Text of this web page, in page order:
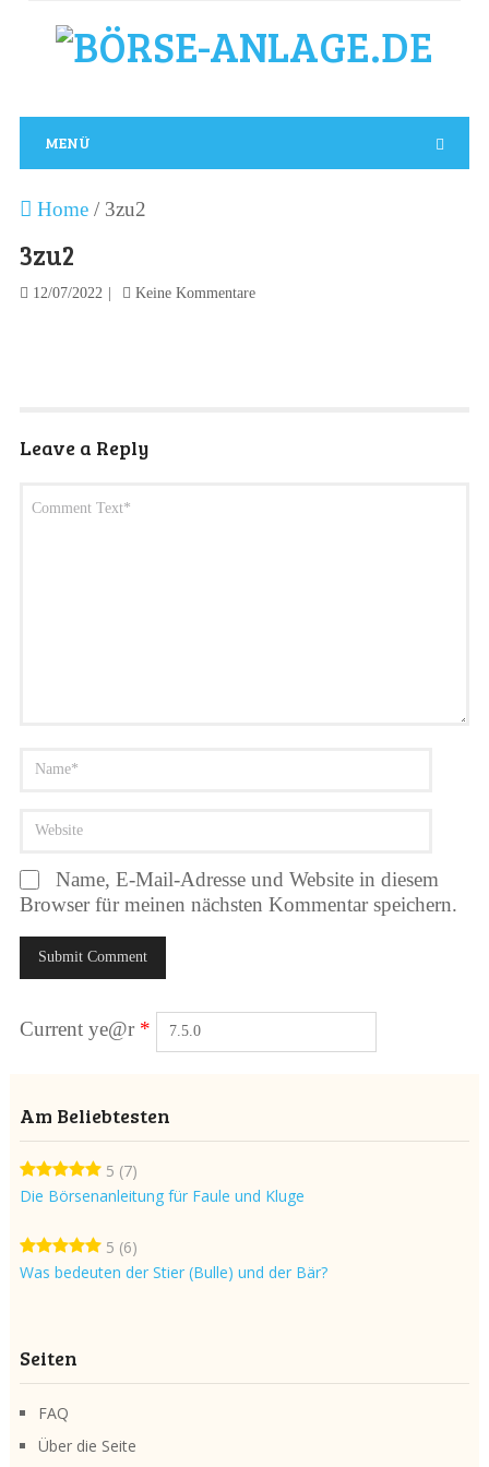
MENÜ
Home/ 3zu2
3zu2
12/07/2022 Keine Kommentare
Leave a Reply
Name, E-Mail-Adresse und Website in diesem
Browser für meinen nächsten Kommentar speichern.
Current ye@r *
Am Beliebtesten
5 (7)
Die Börsenanleitung für Faule und Kluge
5 (6)
Was bedeuten der Stier (Bulle) und der Bär?
Seiten
FAQ
Über die Seite